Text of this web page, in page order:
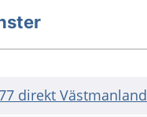
direkt Västmanland